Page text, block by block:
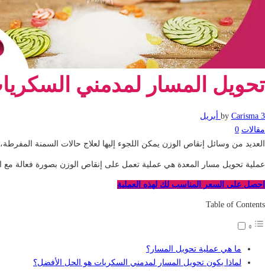
تحويل المسار لمدمني
by Carisma 3 أبريل
مقالات 0
العديد من وسائل إنقاص الوزن يمكن اللجوء إليها لعلاج حالات السمنة
عملية تحويل مسار المعدة هي عملية تعمل على إنقاص الوزن بصورة فعالة مع
احصل على السعر المناسب لك لهذه العملية
Table of Contents
ما هي عملية تحويل المسار؟
لماذا يكون تحويل المسار لمدمني السكريات هو الحل الأفضل؟